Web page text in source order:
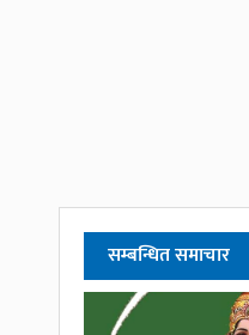
सम्बन्धित समाचार